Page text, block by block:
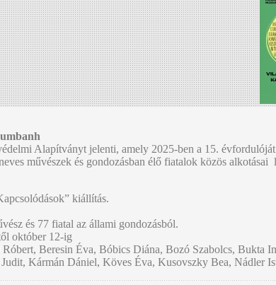
Alapítványt jelenti, amely 2025-ben a 15. évfordulóját
művészek és gondozásban élő fiatalok közös
kiállítás.
és 77 fiatal az állami gondozásból.
október 12-ig
Beresin Éva, Bóbics Diána, Bozó Szabolcs, Bukta
Kármán Dániel, Köves Éva, Kusovszky Bea, Nádler